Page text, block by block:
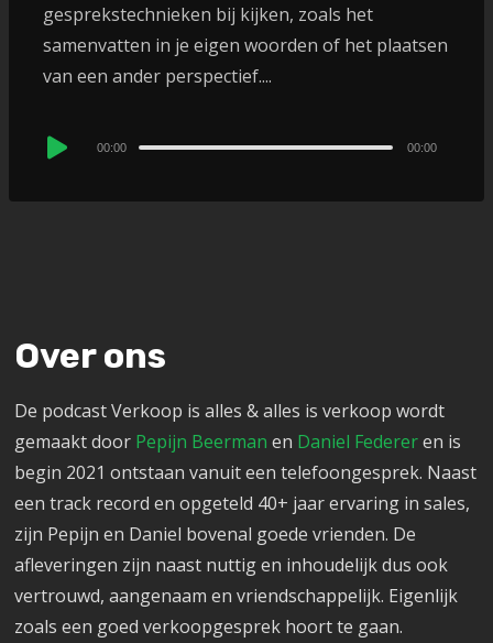
gesprekstechnieken bij kijken, zoals het
samenvatten in je eigen woorden of het plaatsen
van een ander perspectief....
Audio
00:00 00:00
Over ons
De podcast Verkoop is alles & alles is verkoop wordt
gemaakt door Pepijn Beerman en Daniel Federeren is
begin 2021 ontstaan vanuit een telefoongesprek. Naast
een track record en opgeteld 40+ jaar ervaring in sales,
zijn Pepijn en Daniel bovenal goede vrienden. De
afleveringen zijn naast nuttig en inhoudelijk dus ook
vertrouwd, aangenaam en vriendschappelijk. Eigenlijk
zoals een goed verkoopgesprek hoort te gaan.